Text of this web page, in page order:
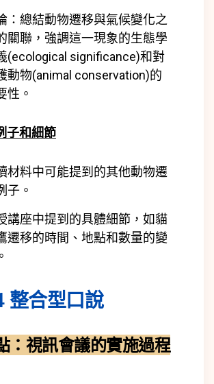
：總結動物遷移與氣候變化之
關聯，強調這一現象的生態學
(ecological significance)和對
動物(animal conservation)的
性。
子和細節
材料中可能提到的其他動物遷
子。
講座中提到的具體細節，如貓
遷移的時間、地點和數量的變
整合型口說
： 視訊會議的實施過程